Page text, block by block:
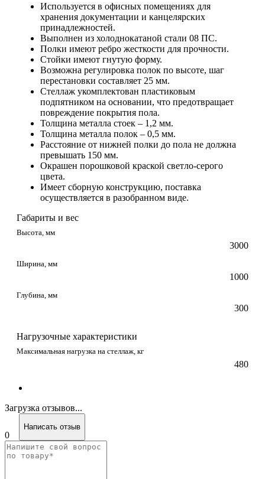
Используется в офисных помещениях для
хранения документации и канцелярских
принадлежностей.
Выполнен из холоднокатаной стали 08 ПС.
Полки имеют ребро жесткости для прочности.
Стойки имеют гнутую форму.
Возможна регулировка полок по высоте, шаг
перестановки составляет 25 мм.
Стеллаж укомплектован пластиковым
подпятником на основании, что предотвращает
повреждение покрытия пола.
Толщина металла стоек – 1,2 мм.
Толщина металла полок – 0,5 мм.
Расстояние от нижней полки до пола не должна
превышать 150 мм.
Окрашен порошковой краской светло-серого
цвета.
Имеет сборную конструкцию, поставка
осуществляется в разобранном виде.
Габариты и вес
Высота, мм
3000
Ширина, мм
1000
Глубина, мм
300
Нагрузочные характеристики
Максимальная нагрузка на стеллаж, кг
480
Загрузка отзывов...
0
Написать отзыв